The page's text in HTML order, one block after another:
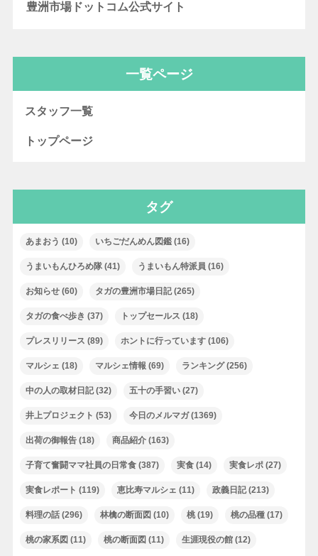
豊洲市場ドットコム公式サイト
一覧ページ
スタッフ一覧
トップページ
タグ
あまおう (10) いちごだんめん図鑑(16)
うまいもんひろめ隊(41) うまいもん特派員 (16)
お知らせ(60) タガの豊洲市場日記(265)
タガの食べ歩き (37) トップセールス (18)
プレスリリース (89) ホントに行っています(106)
マルシェ (18) マルシェ情報 (69) ランキング(256)
中の人の取材日記(32) 五十の手習い(27)
井上プロジェクト (53) 今日のメルマガ(1369)
出荷の御報告(18) 商品紹介(163)
子育て奮闘ママ社員の日常食(387) 実食(14) 実食レポ(27)
実食レポート (119) 恵比寿マルシェ (11) 政義日記(213)
料理の話(296) 林檎の断面図 (10) 桃(19) 桃の品種(17)
桃の家系図 (11) 桃の断面図 (11) 生涯現役の館(12)